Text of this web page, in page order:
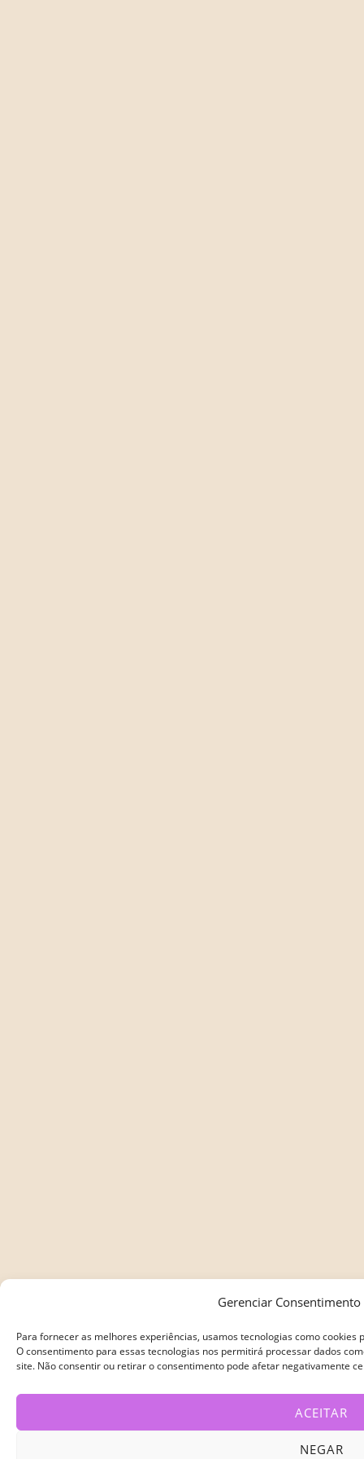
Gerenciar Consentimento
Para fornecer as melhores experiências, usamos tecnologias como
O consentimento para essas tecnologias nos permitirá processar dados
site. Não consentir ou retirar o consentimento pode afetar negativamente
ACEITAR
NEGAR